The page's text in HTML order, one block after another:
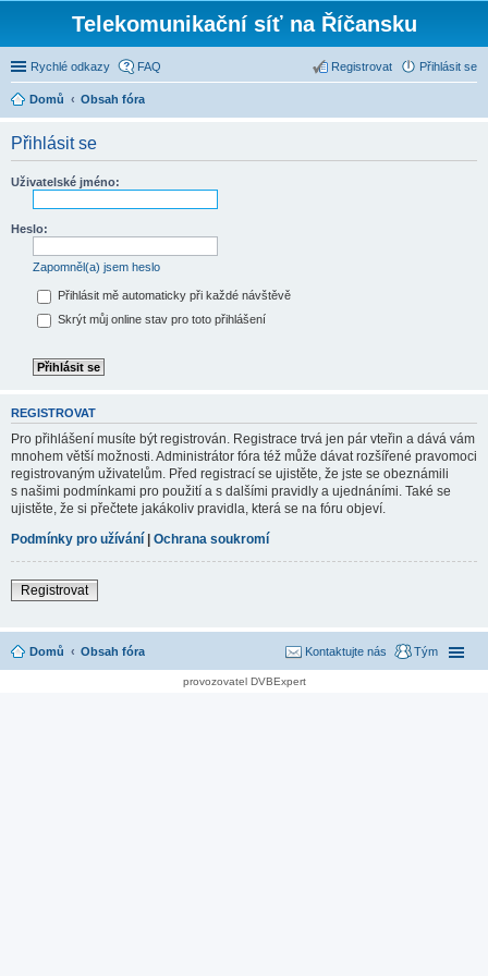
Telekomunikační síť na Říčansku
Rychlé odkazy FAQ Přihlásit se
Registrovat
Domů Obsah fóra
Přihlásit se
Uživatelské jméno:
Heslo:
Zapomněl(a) jsem heslo
Přihlásit mě automaticky při každé návštěvě
Skrýt můj online stav pro toto přihlášení
REGISTROVAT
Pro přihlášení musíte být registrován. Registrace trvá jen pár vteřin a dává vám
mnohem větší možnosti. Administrátor fóra též může dávat rozšířené pravomoci
registrovaným uživatelům. Před registrací se ujistěte, že jste se obeznámili
s našimi podmínkami pro použití a s dalšími pravidly a ujednáními. Také se
ujistěte, že si přečtete jakákoliv pravidla, která se na fóru objeví.
Podmínky pro užívání | Ochrana soukromí
Registrovat
Domů Obsah fóra Tým
Kontaktujte nás
provozovatel DVBExpert